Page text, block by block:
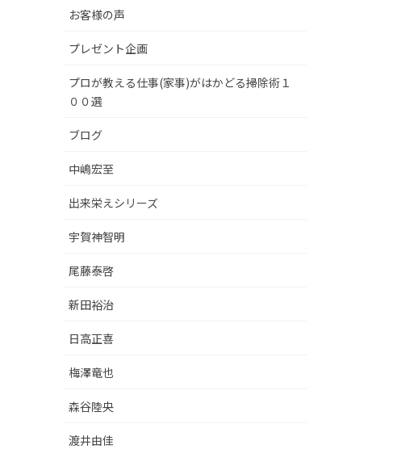
お客様の声
プレゼント企画
プロが教える仕事(家事)がはかどる掃除術１
００選
ブログ
中嶋宏至
出来栄えシリーズ
宇賀神智明
尾藤泰啓
新田裕治
日高正喜
梅澤竜也
森谷陸央
渡井由佳